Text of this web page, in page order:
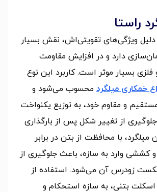
راستا
دلیل ویژگی‌های تقویتی‌اش، نقش بسیار
دارد و در افزایش مقاومت
بسیار موثر است. کاربرد این نوع
خمکاری میلگرد محسوب می‌شود و
و مقاوم خود، به توزیع یکنواخت
جلوگیری از تغییر شکل پس از بارگذاری
با محافظت از بتن در برابر
کششی وارد به سازه، باعث جلوگیری از
زودرس آن می‌شود. استفاده از
اسکلت بتنی، به سازه استحکام و